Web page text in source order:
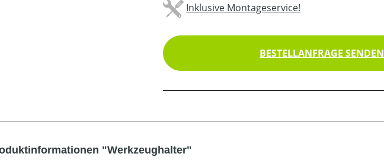
Inklusive Montageservice!
BESTELLANFRAGE SENDEN
"Werkzeughalter"